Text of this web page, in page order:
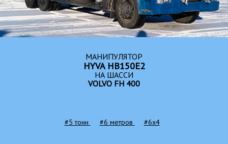
МАНИПУЛЯТОР
HYVA HB150E2
НА ШАССИ
VOLVO FH 400
#5 тонн #6 метров #6x4